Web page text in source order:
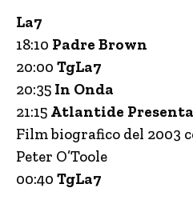
La7
18:10 Padre Brown
20:00 TgLa7
20:35 In Onda
21:15 Atlantide
Film biografico del 2003
Peter O’Toole
00:40 TgLa7